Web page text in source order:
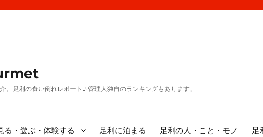
足利の食い倒れレポート♪ 管理人独自のランキングもあります。
る・遊ぶ・体験する 足利に泊まる 足利の人・こと・モノ 足